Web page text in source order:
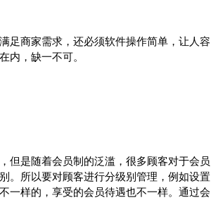
足商家需求，还必须软件操作简单，让人容
内，缺一不可。
但是随着会员制的泛滥，很多顾客对于会员
。所以要对顾客进行分级别管理，例如设置
一样的，享受的会员待遇也不一样。通过会